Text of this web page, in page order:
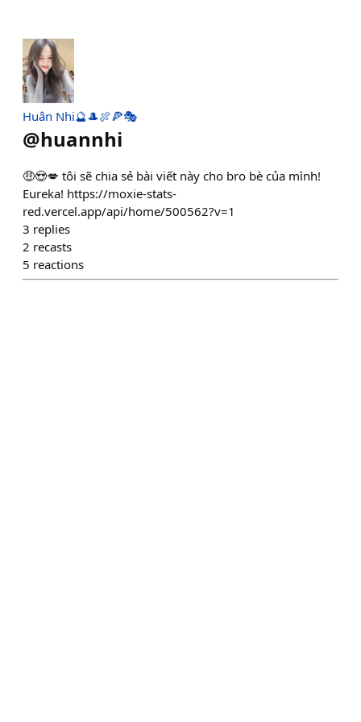
Huân Nhi🔮🎩🍖🍕🎭
@huannhi
🤑😍💋 tôi sẽ chia sẻ bài viết này cho bro bè của mình!
Eureka! https://moxie-stats-
red.vercel.app/api/home/500562?v=1
3 replies
2 recasts
5 reactions